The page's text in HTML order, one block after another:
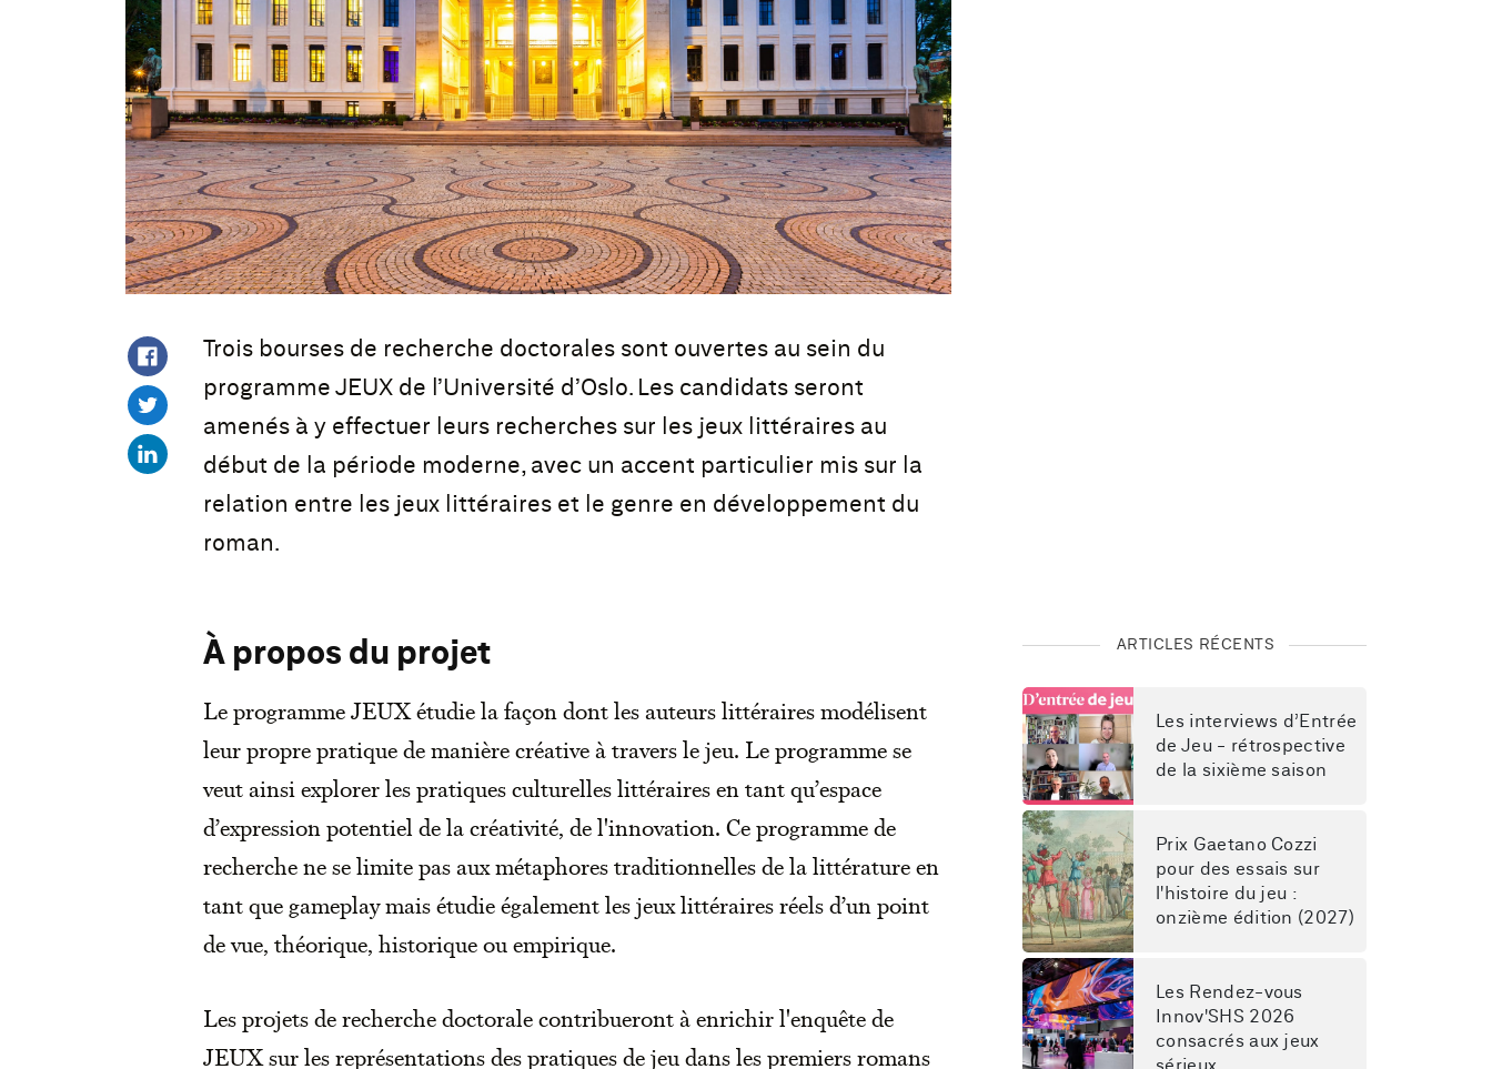
Trois bourses de recherche doctorales sont ouvertes au sein du
programme JEUX de l’Université d’Oslo. Les candidats seront
amenés à y effectuer leurs recherches sur les jeux littéraires au
début de la période moderne, avec un accent particulier mis sur la
relation entre les jeux littéraires et le genre en développement du
roman.
À propos du projet
Le programme JEUX étudie la façon dont les auteurs littéraires modélisent
leur propre pratique de manière créative à travers le jeu. Le programme se
veut ainsi explorer les pratiques culturelles littéraires en tant qu’espace
d’expression potentiel de la créativité, de l'innovation. Ce programme de
recherche ne se limite pas aux métaphores traditionnelles de la littérature en
tant que gameplay mais étudie également les jeux littéraires réels d’un point
de vue, théorique, historique ou empirique.
Les projets de recherche doctorale contribueront à enrichir l'enquête de
JEUX sur les représentations des pratiques de jeu dans les premiers romans
ARTICLES RÉCENTS
Les interviews d’Entrée
de Jeu - rétrospective
de la sixième saison
Prix Gaetano Cozzi
pour des essais sur
l'histoire du jeu :
onzième édition (2027)
Les Rendez-vous
Innov'SHS 2026
consacrés aux jeux
sérieux